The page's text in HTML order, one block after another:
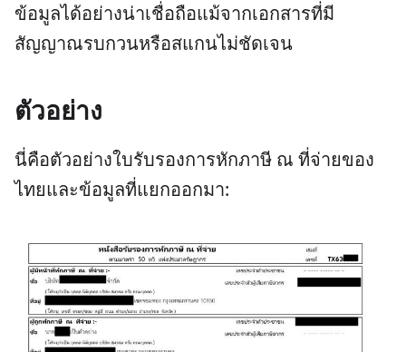
ข้อมูลได้อย่างน่าเชื่อถือแม้จากเอกสารที่มี
สัญญาณรบกวนหรือสแกนไม่ชัดเจน
ตัวอย่าง
นี่คือตัวอย่างใบรับรองการหักภาษี ณ ที่จ่ายของ
ไทยและข้อมูลที่แยกออกมา: